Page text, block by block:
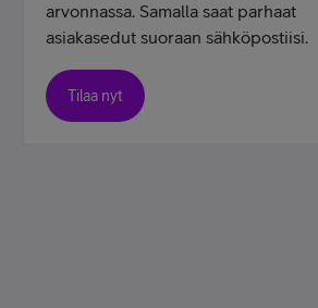
arvonnassa. Samalla saat parhaat
asiakasedut suoraan sähköpostiisi.
Tilaa nyt